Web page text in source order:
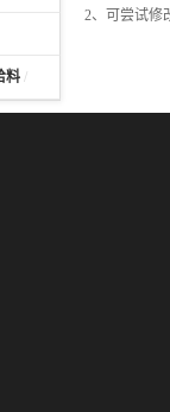
料 /
2、可尝试修